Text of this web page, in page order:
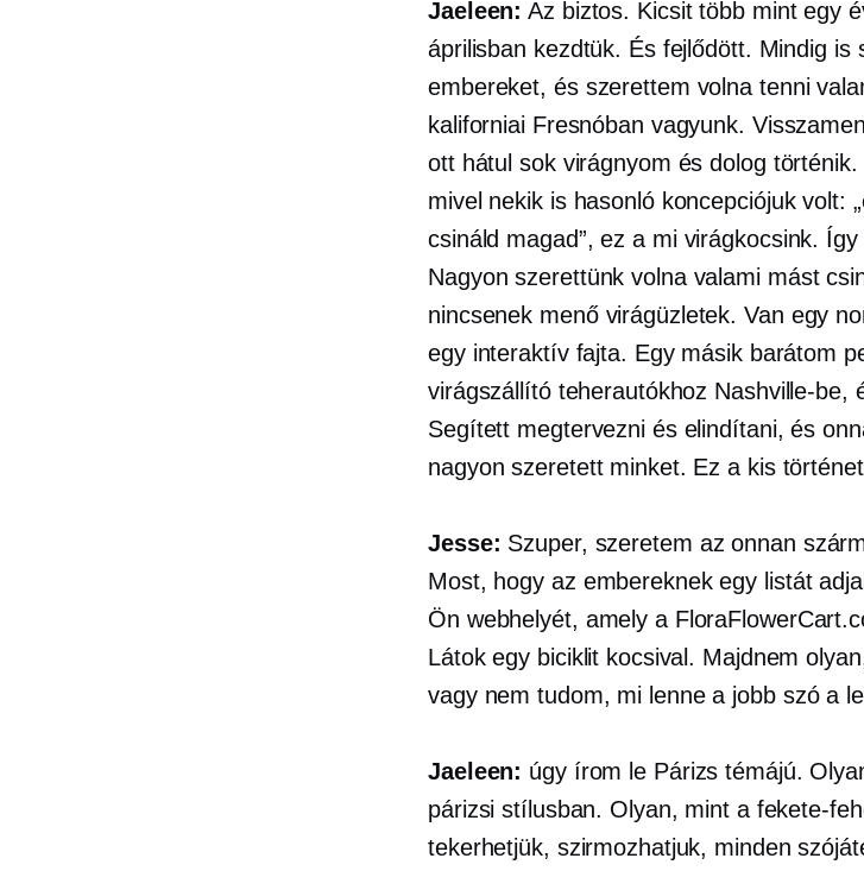
Jaeleen: Az biztos. Kicsit több mint egy
áprilisban kezdtük. És fejlődött. Mindig is
embereket, és szerettem volna tenni
kaliforniai Fresnóban vagyunk.
ott hátul sok virágnyom és dolog
mivel nekik is hasonló koncepciójuk volt:
csináld magad”, ez a mi virágkocsink.
Nagyon szerettünk volna valami mást
nincsenek menő virágüzletek. Van egy
egy interaktív fajta. Egy másik barátom
virágszállító teherautókhoz Nashville-be,
Segített megtervezni és elindítani, és
nagyon szeretett minket. Ez a kis
Jesse: Szuper, szeretem az onnan
Most, hogy az embereknek egy listát
Ön webhelyét, amely a
Látok egy biciklit kocsival. Majdnem
vagy nem tudom, mi lenne a jobb szó a
Jaeleen: úgy írom le Párizs témájú.
párizsi stílusban. Olyan, mint a fekete-
tekerhetjük, szirmozhatjuk, minden